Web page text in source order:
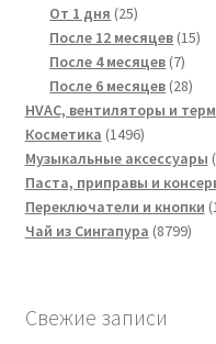
товаров
От 1 дня 2525
товаров
После 12 месяцев 1515
После 4 месяцев 77
После 6 месяцев 2828
HVAC, вентиляторы и
Косметика 14961496
товаров
Музыкальные аксессуары
Паста, приправы и
Переключатели и кнопки
Чай из Сингапура 87998799
Свежие записи